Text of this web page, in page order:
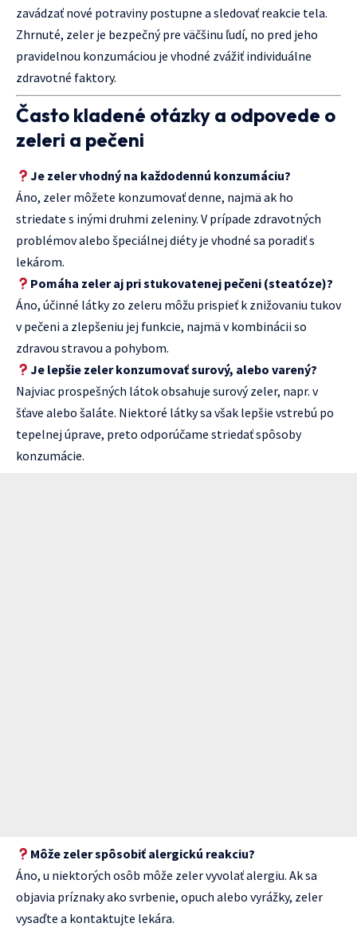
zavádzať nové potraviny postupne a sledovať reakcie tela.
Zhrnuté, zeler je bezpečný pre väčšinu ľudí, no pred jeho
pravidelnou konzumáciou je vhodné zvážiť individuálne
zdravotné faktory.
Často kladené otázky a odpovede o
zeleri a pečeni
Je zeler vhodný na každodennú konzumáciu?
Áno, zeler môžete konzumovať denne, najmä ak ho
striedate s inými druhmi zeleniny. V prípade zdravotných
problémov alebo špeciálnej diéty je vhodné sa poradiť s
lekárom.
Pomáha zeler aj pri stukovatenej pečeni (steatóze)?
Áno, účinné látky zo zeleru môžu prispieť k znižovaniu tukov
v pečeni a zlepšeniu jej funkcie, najmä v kombinácii so
zdravou stravou a pohybom.
Je lepšie zeler konzumovať surový, alebo varený?
Najviac prospešných látok obsahuje surový zeler, napr. v
šťave alebo šaláte. Niektoré látky sa však lepšie vstrebú po
tepelnej úprave, preto odporúčame striedať spôsoby
konzumácie.
Môže zeler spôsobiť alergickú reakciu?
Áno, u niektorých osôb môže zeler vyvolať alergiu. Ak sa
objavia príznaky ako svrbenie, opuch alebo vyrážky, zeler
vysaďte a kontaktujte lekára.